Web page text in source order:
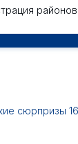
районов
сюрпризы